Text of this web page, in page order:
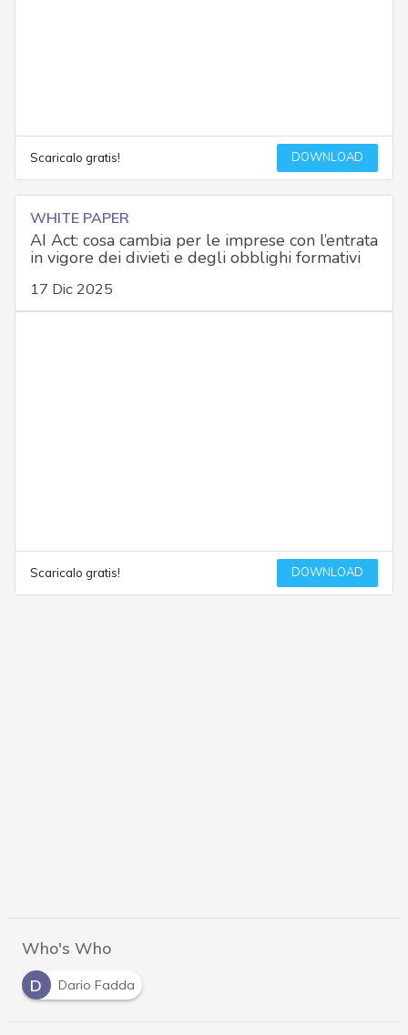
Scaricalo gratis! DOWNLOAD
WHITE PAPER
AI Act: cosa cambia per le imprese con l’entrata
in vigore dei divieti e degli obblighi formativi
17 Dic 2025
Scaricalo gratis! DOWNLOAD
Who's Who
D
Dario Fadda